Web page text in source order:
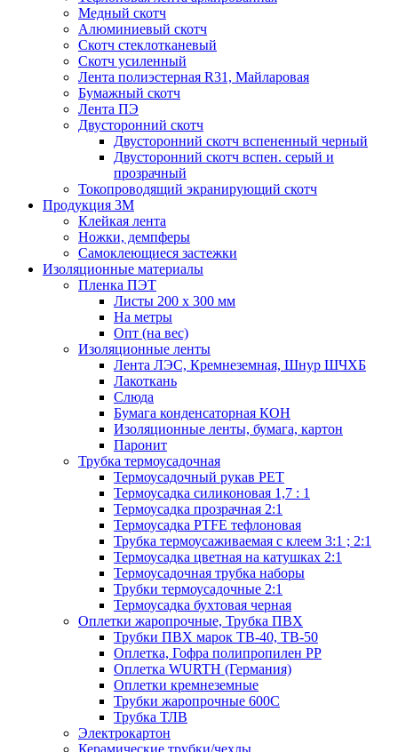
Медный скотч
Алюминиевый скотч
Скотч стеклотканевый
Скотч усиленный
Лента полиэстерная R31, Майларовая
Бумажный скотч
Лента ПЭ
Двусторонний скотч
Двусторонний скотч вспененный черный
Двусторонний скотч вспен. серый и
прозрачный
Токопроводящий экранирующий скотч
Продукция 3M
Клейкая лента
Ножки, демпферы
Самоклеющиеся застежки
Изоляционные материалы
Пленка ПЭТ
Листы 200 х 300 мм
На метры
Опт (на вес)
Изоляционные ленты
Лента ЛЭС, Кремнеземная, Шнур ШЧХБ
Лакоткань
Слюда
Бумага конденсаторная КОН
Изоляционные ленты, бумага, картон
Паронит
Трубка термоусадочная
Термоусадочный рукав PET
Термоусадка силиконовая 1,7 : 1
Термоусадка прозрачная 2:1
Термоусадка PTFE тефлоновая
Трубка термоусаживаемая с клеем 3:1 ; 2:1
Термоусадка цветная на катушках 2:1
Термоусадочная трубка наборы
Трубки термоусадочные 2:1
Термоусадка бухтовая черная
Оплетки жаропрочные, Трубка ПВХ
Трубки ПВХ марок ТВ-40, ТВ-50
Оплетка, Гофра полипропилен PP
Оплетка WURTH (Германия)
Оплетки кремнеземные
Трубки жаропрочные 600С
Трубка ТЛВ
Электрокартон
Керамические трубки/чехлы